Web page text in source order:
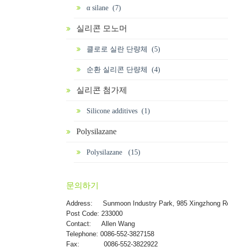
α silane (7)
실리콘 모노머
클로로 실란 단량체 (5)
순환 실리콘 단량체 (4)
실리콘 첨가제
Silicone additives (1)
Polysilazane
Polysilazane (15)
문의하기
Address: Sunmoon Industry Park, 985 Xingzhong
Post Code: 233000
Contact: Allen Wang
Telephone: 0086-552-3827158
Fax: 0086-552-3822922